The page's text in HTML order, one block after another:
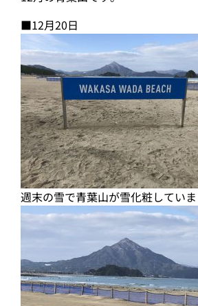
■12月20日
週末の雪で青葉山が雪化粧していま